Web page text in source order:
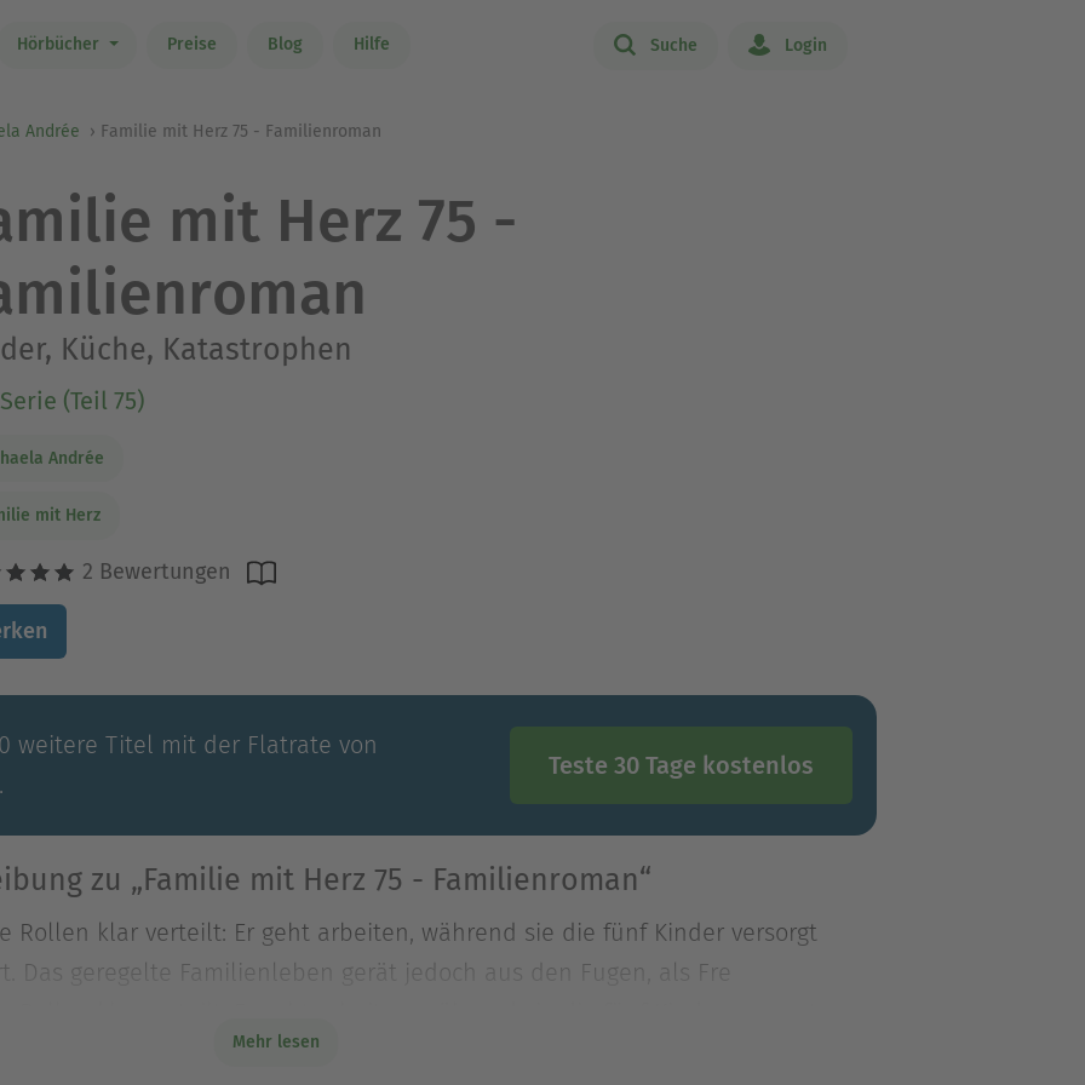
Hörbücher Preise Blog Hilfe Suche Login
Andrée Familie mit Herz 75 - Familienroman
mit Herz 75 -
Küche, Katastrophen
Serie (Teil 75)
Andrée
mit Herz
2 Bewertungen
weitere Titel mit der Flatrate von
Teste 30 Tage kostenlos
zu „Familie mit Herz 75 - Familienroman“
Rollen klar verteilt: Er geht arbeiten, während sie die fünf Kinder versorgt
Das geregelte Familienleben gerät jedoch aus den Fugen, als Fre
Das geregelte Familienleben gerät jedoch aus den Fugen, als Freya einen
Mehr lesen